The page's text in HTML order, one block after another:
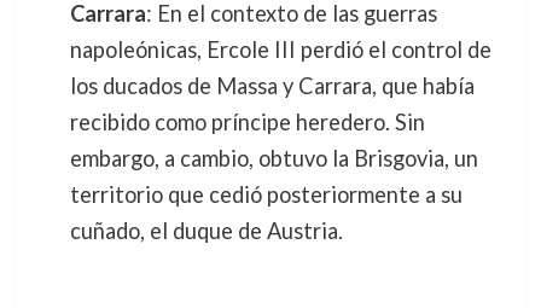
Carrara: En el contexto de las guerras
napoleónicas, Ercole III perdió el control de
los ducados de Massa y Carrara, que había
recibido como príncipe heredero. Sin
embargo, a cambio, obtuvo la Brisgovia, un
territorio que cedió posteriormente a su
cuñado, el duque de Austria.